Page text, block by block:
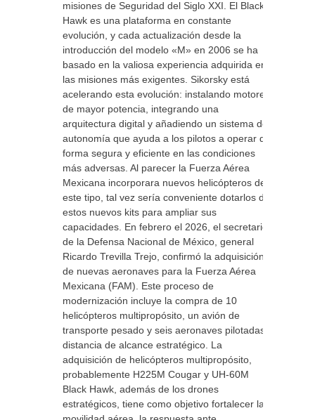
misiones de Seguridad del Siglo XXI. El Black
Hawk es una plataforma en constante
evolución, y cada actualización desde la
introducción del modelo «M» en 2006 se ha
basado en la valiosa experiencia adquirida en
las misiones más exigentes. Sikorsky está
acelerando esta evolución: instalando motores
de mayor potencia, integrando una
arquitectura digital y añadiendo un sistema de
autonomía que ayuda a los pilotos a operar de
forma segura y eficiente en las condiciones
más adversas. Al parecer la Fuerza Aérea
Mexicana incorporara nuevos helicópteros de
este tipo, tal vez sería conveniente dotarlos de
estos nuevos kits para ampliar sus
capacidades. En febrero el 2026, el secretario
de la Defensa Nacional de México, general
Ricardo Trevilla Trejo, confirmó la adquisición
de nuevas aeronaves para la Fuerza Aérea
Mexicana (FAM). Este proceso de
modernización incluye la compra de 10
helicópteros multipropósito, un avión de
transporte pesado y seis aeronaves pilotadas a
distancia de alcance estratégico. La
adquisición de helicópteros multipropósito,
probablemente H225M Cougar y UH-60M
Black Hawk, además de los drones
estratégicos, tiene como objetivo fortalecer la